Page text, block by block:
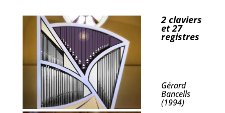
2 claviers
et 27
registres
Gérard
Bancells
(1994)